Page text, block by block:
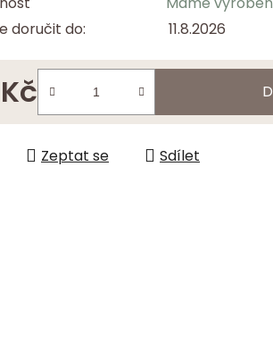
doručit do:
11.8.2026
cena:
Zeptat se Sdílet